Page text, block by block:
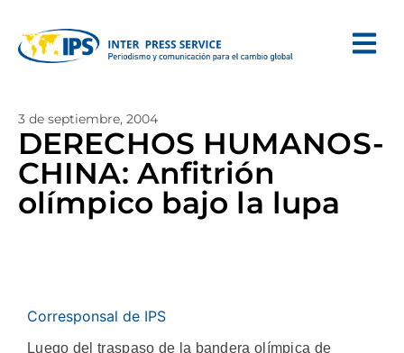
3 de septiembre, 2004
DERECHOS HUMANOS-
CHINA: Anfitrión
olímpico bajo la lupa
Corresponsal de IPS
Luego del traspaso de la bandera olímpica de